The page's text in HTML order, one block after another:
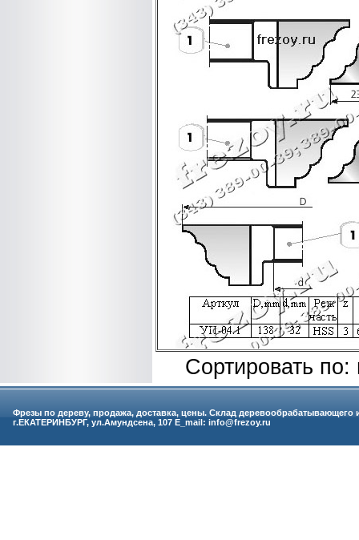
Сортировать
Фрезы по дереву, продажа, доставка, цены. Склад
г.ЕКАТЕРИНБУРГ, ул.Амундсена, 107 E_mail: info@frezoy.ru